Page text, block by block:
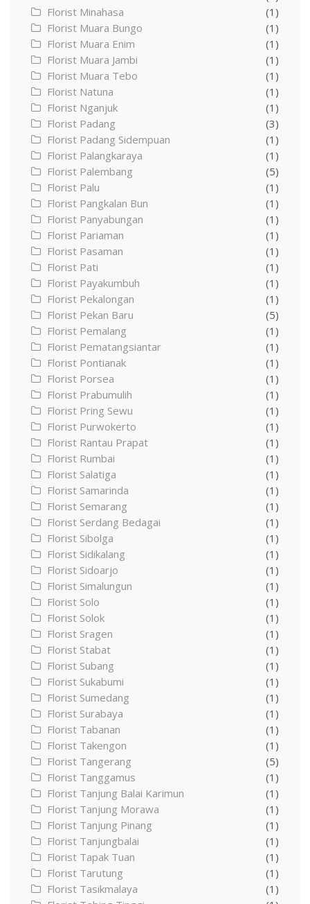
Florist Minahasa
(1)
Florist Muara Bungo
(1)
Florist Muara Enim
(1)
Florist Muara Jambi
(1)
Florist Muara Tebo
(1)
Florist Natuna
(1)
Florist Nganjuk
(1)
Florist Padang
(3)
Florist Padang Sidempuan
(1)
Florist Palangkaraya
(1)
Florist Palembang
(5)
Florist Palu
(1)
Florist Pangkalan Bun
(1)
Florist Panyabungan
(1)
Florist Pariaman
(1)
Florist Pasaman
(1)
Florist Pati
(1)
Florist Payakumbuh
(1)
Florist Pekalongan
(1)
Florist Pekan Baru
(5)
Florist Pemalang
(1)
Florist Pematangsiantar
(1)
Florist Pontianak
(1)
Florist Porsea
(1)
Florist Prabumulih
(1)
Florist Pring Sewu
(1)
Florist Purwokerto
(1)
Florist Rantau Prapat
(1)
Florist Rumbai
(1)
Florist Salatiga
(1)
Florist Samarinda
(1)
Florist Semarang
(1)
Florist Serdang Bedagai
(1)
Florist Sibolga
(1)
Florist Sidikalang
(1)
Florist Sidoarjo
(1)
Florist Simalungun
(1)
Florist Solo
(1)
Florist Solok
(1)
Florist Sragen
(1)
Florist Stabat
(1)
Florist Subang
(1)
Florist Sukabumi
(1)
Florist Sumedang
(1)
Florist Surabaya
(1)
Florist Tabanan
(1)
Florist Takengon
(1)
Florist Tangerang
(5)
Florist Tanggamus
(1)
Florist Tanjung Balai Karimun
(1)
Florist Tanjung Morawa
(1)
Florist Tanjung Pinang
(1)
Florist Tanjungbalai
(1)
Florist Tapak Tuan
(1)
Florist Tarutung
(1)
Florist Tasikmalaya
(1)